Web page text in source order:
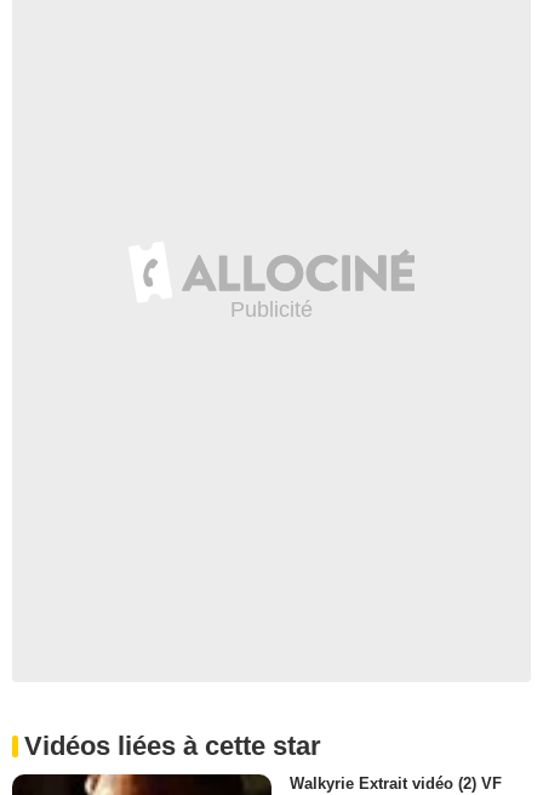
Vidéos liées à cette star
Walkyrie Extrait vidéo (2) VF